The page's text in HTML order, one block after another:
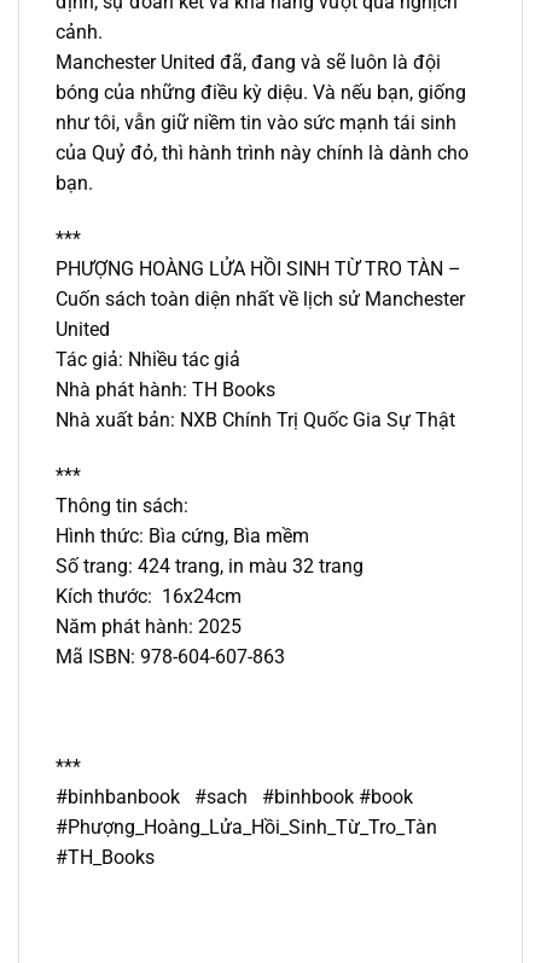
cảnh.
Manchester United đã, đang và sẽ luôn là đội
bóng của những điều kỳ diệu. Và nếu bạn, giống
như tôi, vẫn giữ niềm tin vào sức mạnh tái sinh
của Quỷ đỏ, thì hành trình này chính là dành cho
bạn.
***
PHƯỢNG HOÀNG LỬA HỒI SINH TỪ TRO TÀN –
Cuốn sách toàn diện nhất về lịch sử Manchester
United
Tác giả: Nhiều tác giả
Nhà phát hành: TH Books
Nhà xuất bản: NXB Chính Trị Quốc Gia Sự Thật
***
Thông tin sách:
Hình thức: Bìa cứng, Bìa mềm
Số trang: 424 trang, in màu 32 trang
Kích thước: 16x24cm
Năm phát hành: 2025
Mã ISBN: 978-604-607-863
***
#binhbanbook #sach #binhbook #book
#Phượng_Hoàng_Lửa_Hồi_Sinh_Từ_Tro_Tàn
#TH_Books